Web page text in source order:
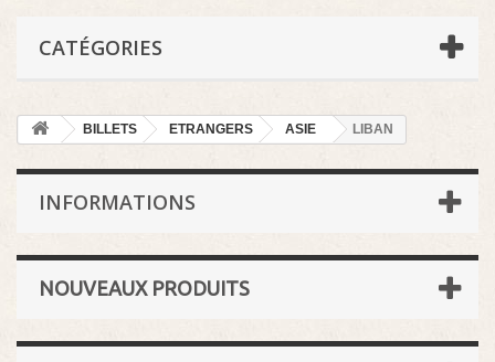
CATÉGORIES
BILLETS ETRANGERS ASIE LIBAN
INFORMATIONS
NOUVEAUX PRODUITS